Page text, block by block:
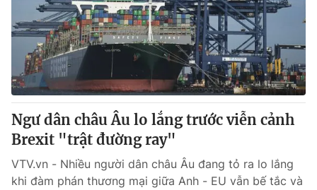
Tin tức
Thế giới đó đây
Câu chuyện quốc tế
Kinh tế
Tài chính
Thị trường
Góc doanh nghiệp
Dữ liệu và đời sống
Truyền hình
Hậu trường
Giải trí
Ngư dân châu Âu lo lắng trước viễn cảnh
Brexit "trật đường ray"
VTV.vn - Nhiều người dân châu Âu đang tỏ ra lo lắng
khi đàm phán thương mại giữa Anh - EU vẫn bế tắc và